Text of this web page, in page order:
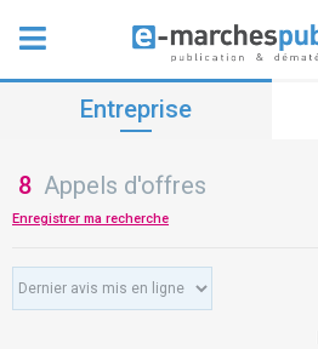
Entreprise
8 Appels d'offres
Enregistrer ma recherche